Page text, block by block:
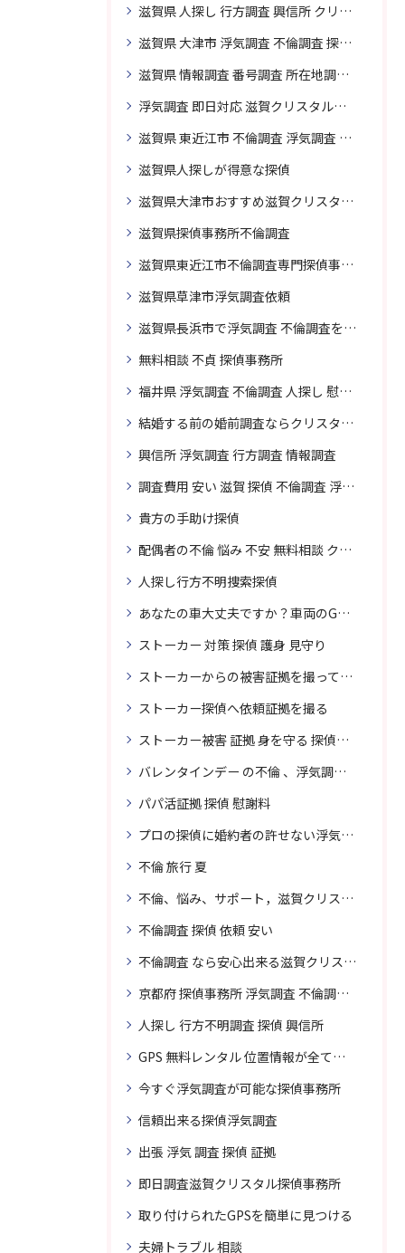
滋賀県 人探し 行方調査 興信所 クリスタル探偵がおすすめ
滋賀県 大津市 浮気調査 不倫調査 探偵 探偵事務所 素行調査 企業調査 興信所
滋賀県 情報調査 番号調査 所在地調査 企業調査 探偵事務所
浮気調査 即日対応 滋賀クリスタル探偵事務所
滋賀県 東近江市 不倫調査 浮気調査 探偵 探偵事務所 無料相談 調査料金
滋賀県人探しが得意な探偵
滋賀県大津市おすすめ滋賀クリスタル探偵事務所
滋賀県探偵事務所不倫調査
滋賀県東近江市不倫調査専門探偵事務所
滋賀県草津市浮気調査依頼
滋賀県長浜市で浮気調査 不倫調査を頼むなら
無料相談 不貞 探偵事務所
福井県 浮気調査 不倫調査 人探し 慰謝料 請求 裁判 相談 探偵 探偵事務所
結婚する前の婚前調査ならクリスタル探偵事務所へお問い合わせ
興信所 浮気調査 行方調査 情報調査
調査費用 安い 滋賀 探偵 不倫調査 浮気調査
貴方の手助け探偵
配偶者の不倫 悩み 不安 無料相談 クリスタル探偵事務所
人探し行方不明捜索探偵
あなたの車大丈夫ですか？車両のGPS捜索なら滋賀クリスタル探偵事務所
ストーカー 対策 探偵 護身 見守り
ストーカーからの被害証拠を撮って貴女を護ります
ストーカー探偵へ依頼証拠を撮る
ストーカー被害 証拠 身を守る 探偵に頼む
バレンタインデー の不倫 、浮気調査に強い探偵
パパ活証拠 探偵 慰謝料
プロの探偵に婚約者の許せない浮気、無料相談で解決
不倫 旅行 夏
不倫、悩み、サポート，滋賀クリスタル探偵
不倫調査 探偵 依頼 安い
不倫調査 なら安心出来る滋賀クリスタル探偵事務所へご依頼
京都府 探偵事務所 浮気調査 不倫調査 専門 無料相談
人探し 行方不明調査 探偵 興信所
GPS 無料レンタル 位置情報が全てわかります
今すぐ浮気調査が可能な探偵事務所
信頼出来る探偵浮気調査
出張 浮気 調査 探偵 証拠
即日調査滋賀クリスタル探偵事務所
取り付けられたGPSを簡単に見つける
夫婦トラブル 相談